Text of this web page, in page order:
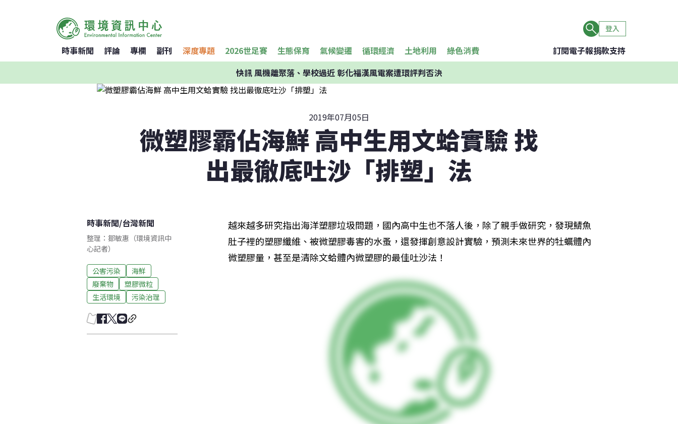
登入
時事新聞 評論 專欄 副刊 深度專題 2026世足賽 生態保育 氣候變遷 循環經濟 土地利用 綠色消費 訂閱電子報捐款支持
快訊風機離聚落、學校過近 彰化福漢風電案遭環評判否決
2019年07月05日
微塑膠霸佔海鮮 高中生用文蛤實驗 找
出最徹底吐沙「排塑」法
時事新聞/台灣新聞
整理：鄒敏惠（環境資訊中
心記者）
公害污染
海鮮
廢棄物
塑膠微粒
生活環境
污染治理
越來越多研究指出海洋塑膠垃圾問題，國內高中生也不落人後，除了親手做研究，發現鯖魚
肚子裡的塑膠纖維、被微塑膠毒害的水蚤，還發揮創意設計實驗，預測未來世界的牡蠣體內
微塑膠量，甚至是清除文蛤體內微塑膠的最佳吐沙法！